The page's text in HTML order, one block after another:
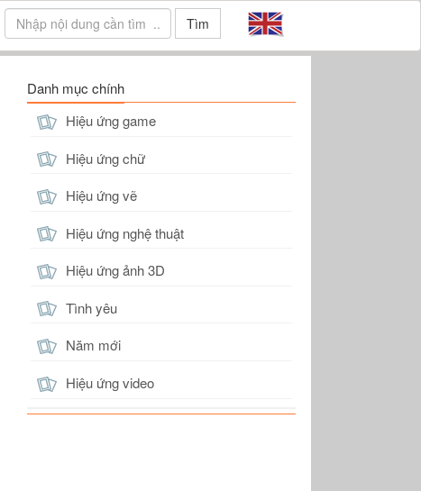
Tìm
Danh mục chính
Hiệu ứng game
Hiệu ứng chữ
Hiệu ứng vẽ
Hiệu ứng nghệ thuật
Hiệu ứng ảnh 3D
Tình yêu
Năm mới
Hiệu ứng video